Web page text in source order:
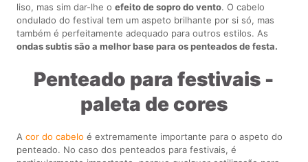
liso, mas sim dar-lhe oefeito de sopro do vento. O cabelo
ondulado do festival tem um aspeto brilhante por si só, mas
também é perfeitamente adequado para outros estilos. As
ondas subtis são a melhor base para os penteados de festa.
Penteado para festivais -
paleta de cores
Acor do cabelo é extremamente importante para o aspeto do
penteado. No caso dos penteados para festivais, é